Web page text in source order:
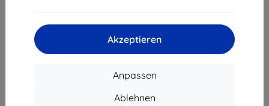
Akzeptieren
Anpassen
Ablehnen
info@top4mobile.eu